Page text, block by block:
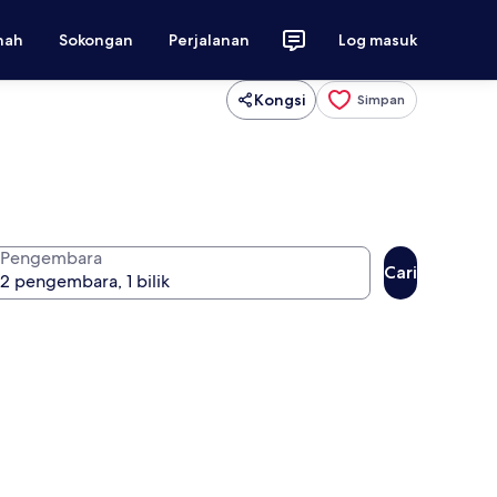
Sokongan Perjalanan Log masuk
Kongsi Simpan
Pengembara
Cari